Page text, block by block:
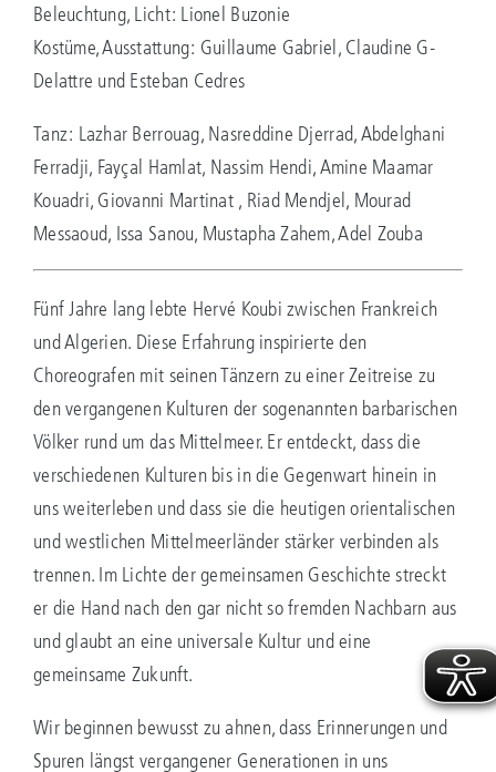
Beleuchtung, Licht: Lionel Buzonie
Kostüme, Ausstattung: Guillaume Gabriel, Claudine G-
Delattre und Esteban Cedres
Tanz: Lazhar Berrouag, Nasreddine Djerrad, Abdelghani
Ferradji, Fayçal Hamlat, Nassim Hendi, Amine Maamar
Kouadri, Giovanni Martinat , Riad Mendjel, Mourad
Messaoud, Issa Sanou, Mustapha Zahem, Adel Zouba
Fünf Jahre lang lebte Hervé Koubi zwischen Frankreich
und Algerien. Diese Erfahrung inspirierte den
Choreografen mit seinen Tänzern zu einer Zeitreise zu
den vergangenen Kulturen der sogenannten barbarischen
Völker rund um das Mittelmeer. Er entdeckt, dass die
verschiedenen Kulturen bis in die Gegenwart hinein in
uns weiterleben und dass sie die heutigen orientalischen
und westlichen Mittelmeerländer stärker verbinden als
trennen. Im Lichte der gemeinsamen Geschichte streckt
er die Hand nach den gar nicht so fremden Nachbarn aus
und glaubt an eine universale Kultur und eine
gemeinsame Zukunft.
Wir beginnen bewusst zu ahnen, dass Erinnerungen und
Spuren längst vergangener Generationen in uns